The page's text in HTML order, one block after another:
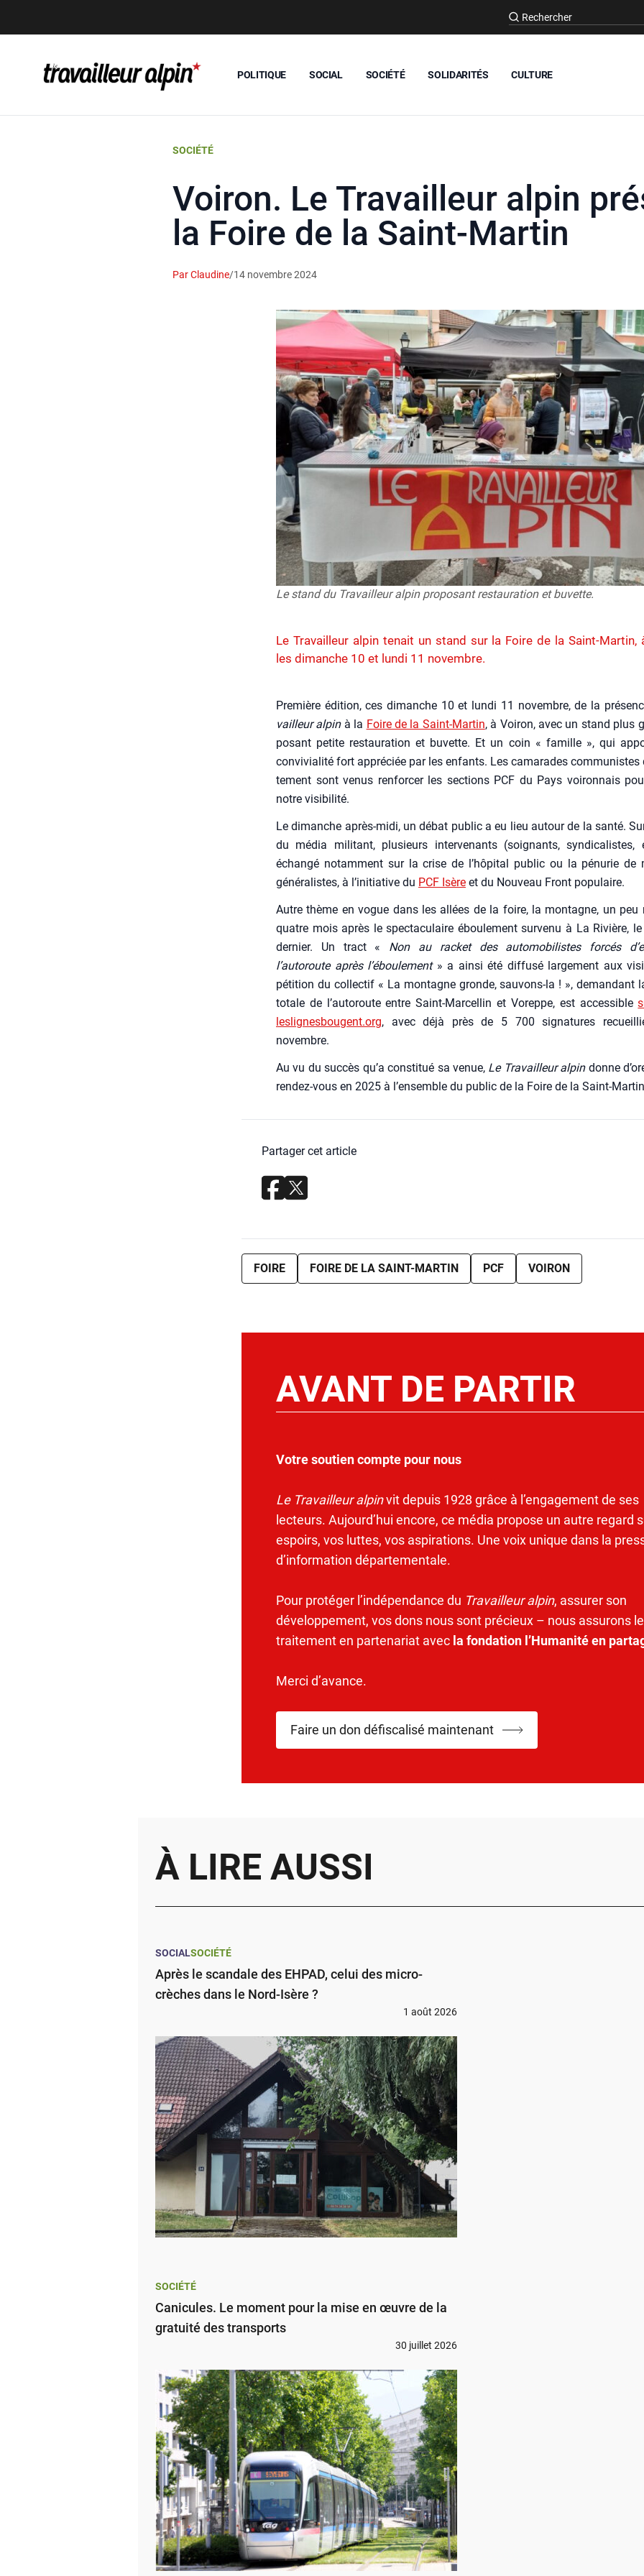
POLITIQUE SOCIAL SOCIÉTÉ SOLIDARITÉS CULTURE
SOCIÉTÉ
Voiron. Le Travailleur alpin
la Foire de la Saint-Martin
Par Claudine/14 novembre 2024
Le stand du Travailleur alpin proposant restauration et buvette.
Le Travailleur alpin tenait un stand sur la Foire de la Saint-Martin,
les dimanche 10 et lundi 11 novembre.
Pre­mière édi­tion, ces dimanche 10 et lun­di 11 novembre, de la
vailleur alpinà la Foire de la Saint-Mar­tin, à Voi­ron, avec un stand plus
po­sant petite res­tau­ra­tion et buvette. Et un coin « famille », qui
convi­via­li­té fort appré­ciée par les enfants. Les cama­rades
te­ment sont venus ren­for­cer les sec­tions PCF du Pays voi­ron­nais
notre visi­bi­li­té.
Le dimanche après-midi, un débat public a eu lieu autour de la san­té.
du média mili­tant, plu­sieurs inter­ve­nants (soi­gnants, syn­di­ca­listes,
échan­gé notam­ment sur la crise de l’hô­pi­tal public ou la pénu­rie de
géné­ra­listes, à l’i­ni­tia­tive du PCF Isère et du Nou­veau Front popu­laire.
Autre thème en vogue dans les allées de la foire, la mon­tagne, un peu
quatre mois après le spec­ta­cu­laire ébou­le­ment sur­ve­nu à La Rivière,
der­nier. Un tract « Non au racket des auto­mo­bi­listes for­cés
l’autoroute après l’éboulement» a ain­si été dif­fu­sé lar­ge­ment aux
péti­tion du col­lec­tif « La mon­tagne gronde, sau­vons-la ! », deman­dant
totale de l’au­to­route entre Saint-Mar­cel­lin et Voreppe, est acces­sible
leslignesbougent.org, avec déjà près de 5 700 signa­tures
novembre.
Au vu du suc­cès qu’a consti­tué sa venue, Le Tra­vailleur alpindonne
ren­dez-vous en 2025 à l’en­semble du public de la Foire de la Saint-
Partager cet article
FOIRE FOIRE DE LA SAINT-MARTIN PCF VOIRON
AVANT DE PARTIR
Votre soutien compte pour nous
Le Travailleur alpinvit depuis 1928 grâce à l’engagement de ses
lecteurs. Aujourd’hui encore, ce média propose un autre regard
espoirs, vos luttes, vos aspirations. Une voix unique dans la
d’information départementale.
Pour protéger l’indépendance du Travailleur alpin, assurer son
développement, vos dons nous sont précieux – nous assurons
traitement en partenariat avec la fondation l’Humanité en
Merci d’avance.
Faire un don défiscalisé maintenant
À LIRE AUSSI
SOCIALSOCIÉTÉ
Après le scandale des EHPAD, celui des micro-
crèches dans le Nord-Isère ?
1 août 2026
SOCIÉTÉ
Canicules. Le moment pour la mise en œuvre de la
gratuité des transports
30 juillet 2026